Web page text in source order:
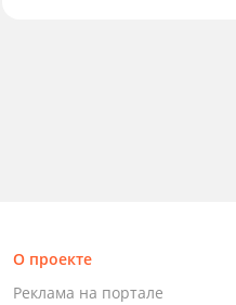
О проекте
Реклама на портале